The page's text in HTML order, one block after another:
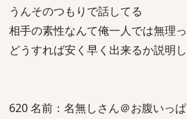
うんそのつもりで話してる
相手の素性なんて俺一人では無理
どうすれば安く早く出来るか説明
620 名前：名無しさん＠お腹いっ